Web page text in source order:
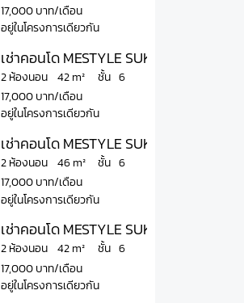
17,000 บาท/เดือน
อยู่ในโครงการเดียวกัน
เช่าคอนโด MESTYLE SUKHUMVIT-
2 ห้องนอน
17,000 บาท/เดือน
ชั้น
42 m² 6
อยู่ในโครงการเดียวกัน
เช่าคอนโด MESTYLE SUKHUMVIT-
2 ห้องนอน
17,000 บาท/เดือน
ชั้น
46 m² 6
อยู่ในโครงการเดียวกัน
เช่าคอนโด MESTYLE SUKHUMVIT-
2 ห้องนอน
17,000 บาท/เดือน
ชั้น
42 m² 6
อยู่ในโครงการเดียวกัน